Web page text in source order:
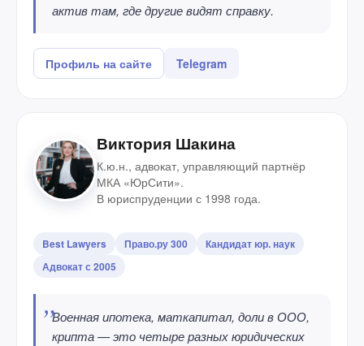
актив там, где другие видят справку.
Профиль на сайте Telegram
Виктория Шакина
К.ю.н., адвокат, управляющий партнёр
МКА «ЮрСити».
В юриспруденции с 1998 года.
Best Lawyers Право.ру 300
Кандидат юр. наук
Адвокат с 2005
Военная ипотека, маткапитал, доли в ООО,
крипта — это четыре разных юридических